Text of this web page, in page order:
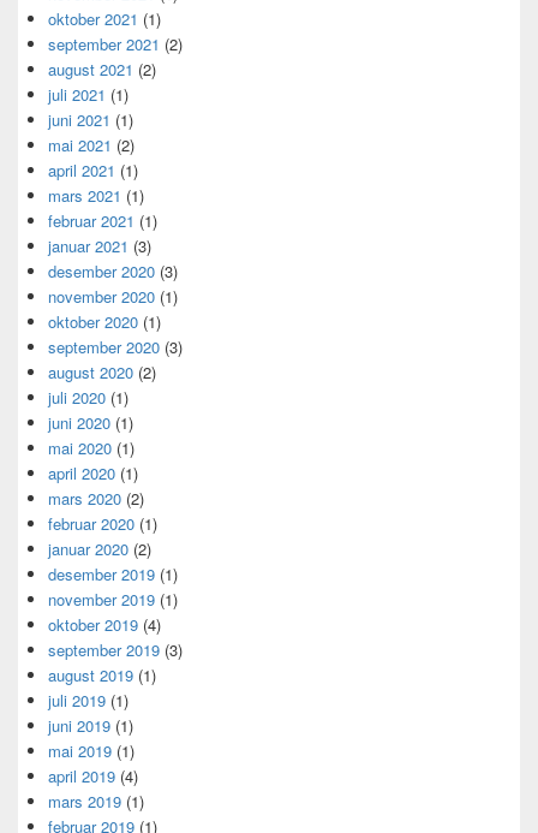
oktober 2021 (1)
september 2021 (2)
august 2021 (2)
juli 2021 (1)
juni 2021 (1)
mai 2021 (2)
april 2021 (1)
mars 2021 (1)
februar 2021 (1)
januar 2021 (3)
desember 2020 (3)
november 2020 (1)
oktober 2020 (1)
september 2020 (3)
august 2020 (2)
juli 2020 (1)
juni 2020 (1)
mai 2020 (1)
april 2020 (1)
mars 2020 (2)
februar 2020 (1)
januar 2020 (2)
desember 2019 (1)
november 2019 (1)
oktober 2019 (4)
september 2019 (3)
august 2019 (1)
juli 2019 (1)
juni 2019 (1)
mai 2019 (1)
april 2019 (4)
mars 2019 (1)
februar 2019 (1)